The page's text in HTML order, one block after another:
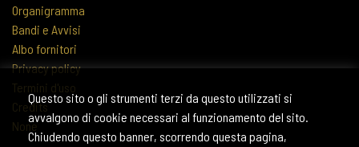
Questo sito o gli strumenti terzi da questo utilizzati si
avvalgono di cookie necessari al funzionamento del sito.
Chiudendo questo banner, scorrendo questa pagina,
Organigramma
Bandi e Avvisi
Albo fornitori
Privacy policy
Termini d'uso
Credits
None